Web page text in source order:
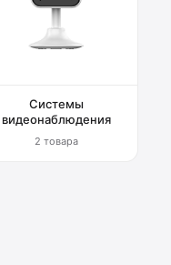
Системы
видеонаблюдения
2 товара